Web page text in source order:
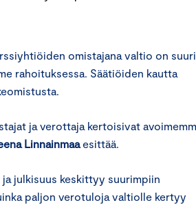
omistajana valtio on
rahoituksessa. Säätiöiden kautta
ja verottaja kertoisivat
Linnainmaaesittää.
julkisuus keskittyy suurimpiin
paljon verotuloja valtiolle kertyy